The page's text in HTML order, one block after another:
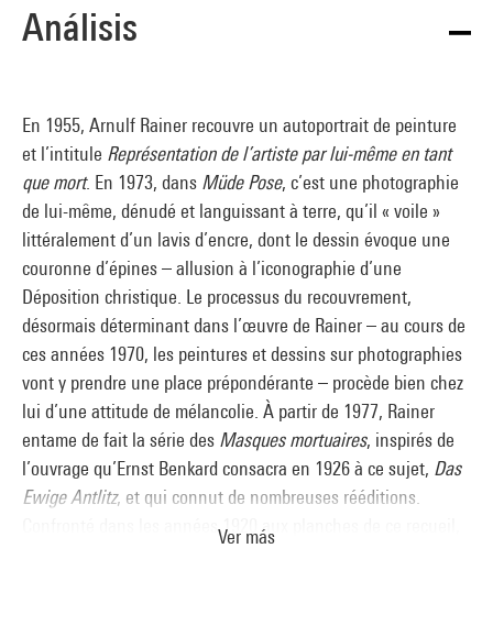
Análisis
En 1955, Arnulf Rainer recouvre un autoportrait de peinture
et l’intitule Représentation de l’artiste par lui-même en tant
que mort. En 1973, dans Müde Pose, c’est une photographie
de lui-même, dénudé et languissant à terre, qu’il « voile »
littéralement d’un lavis d’encre, dont le dessin évoque une
couronne d’épines – allusion à l’iconographie d’une
Déposition christique. Le processus du recouvrement,
désormais déterminant dans l’œuvre de Rainer – au cours de
ces années 1970, les peintures et dessins sur photographies
vont y prendre une place prépondérante – procède bien chez
lui d’une attitude de mélancolie. À partir de 1977, Rainer
entame de fait la série des Masques mortuaires, inspirés de
l’ouvrage qu’Ernst Benkard consacra en 1926 à ce sujet, Das
Ewige Antlitz, et qui connut de nombreuses rééditions.
Confronté dans les années 1920 aux planches de ce recueil,
Ver más